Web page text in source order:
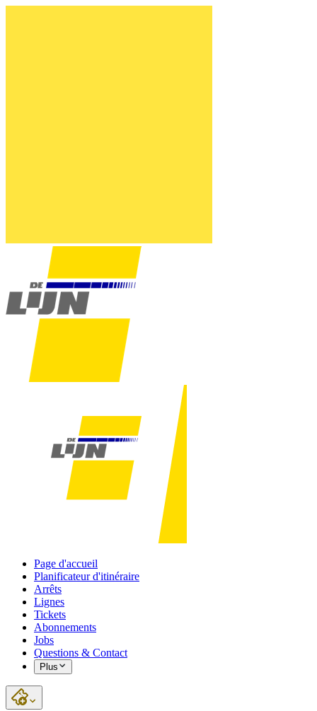
Page d'accueil
Planificateur d'itinéraire
Arrêts
Lignes
Tickets
Abonnements
Jobs
Questions & Contact
Plus